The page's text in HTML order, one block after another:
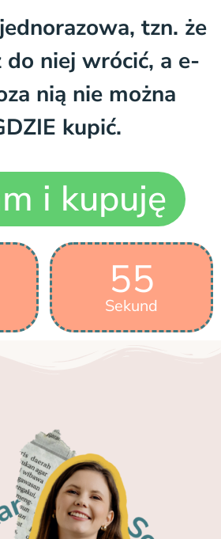
tzn. że
do niej wrócić, a e-
nią nie można
kupić.
i kupuję
54
Sekund